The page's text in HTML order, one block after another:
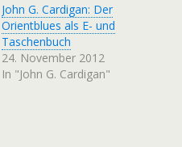
John G. Cardigan: Der
Orientblues als E- und
Taschenbuch
24. November 2012
In "John G. Cardigan"